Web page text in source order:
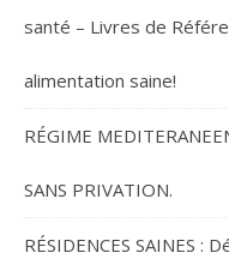
santé – Livres de
alimentation saine!
RÉGIME
SANS PRIVATION.
RÉSIDENCES SAINES :